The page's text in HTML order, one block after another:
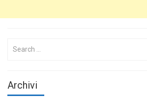
Search
Archivi